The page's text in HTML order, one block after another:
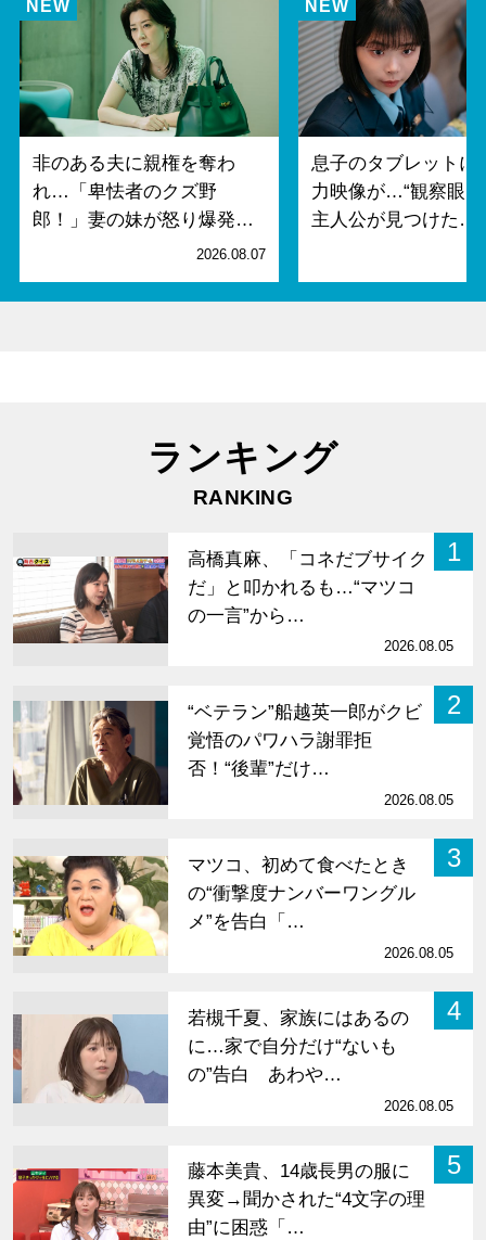
非のある夫に親権を奪わ
れ…「卑怯者のクズ野
郎！」妻の妹が怒り爆発…
2026.08.07
息子のタブレットに
力映像が…“観察眼
主人公が見つけた…
ランキング
RANKING
1
高橋真麻、「コネだブサイク
だ」と叩かれるも…“マツコ
の一言”から…
2026.08.05
2
“ベテラン”船越英一郎がクビ
覚悟のパワハラ謝罪拒
否！“後輩”だけ…
2026.08.05
3
マツコ、初めて食べたとき
の“衝撃度ナンバーワングル
メ”を告白「…
2026.08.05
4
若槻千夏、家族にはあるの
に…家で自分だけ“ないも
の”告白 あわや…
2026.08.05
5
藤本美貴、14歳長男の服に
異変→聞かされた“4文字の理
由”に困惑「…